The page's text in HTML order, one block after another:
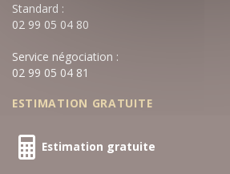
Standard :
02 99 05 04 80
Service négociation :
02 99 05 04 81
ESTIMATION GRATUITE
Estimation gratuite